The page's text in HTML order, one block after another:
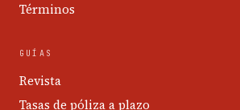
Términos
GUÍAS
Revista
Tasas de póliza a plazo